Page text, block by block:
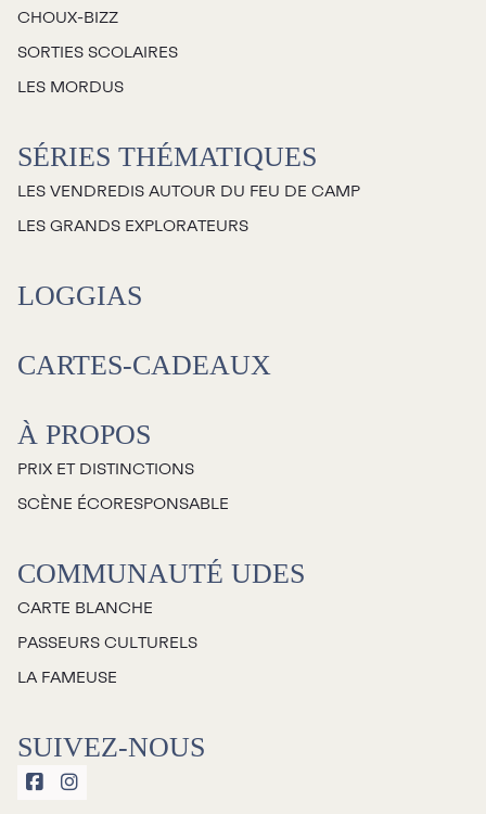
CHOUX-BIZZ
SORTIES SCOLAIRES
LES MORDUS
SÉRIES THÉMATIQUES
LES VENDREDIS AUTOUR DU FEU DE CAMP
LES GRANDS EXPLORATEURS
LOGGIAS
CARTES-CADEAUX
À PROPOS
PRIX ET DISTINCTIONS
SCÈNE ÉCORESPONSABLE
COMMUNAUTÉ UDES
CARTE BLANCHE
PASSEURS CULTURELS
LA FAMEUSE
SUIVEZ-NOUS
 